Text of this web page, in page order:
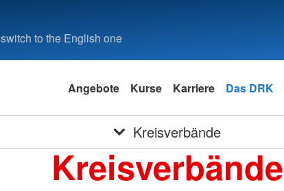
to the English one
Angebote Kurse Karriere Das DRK
Kreisverbände
Kreisverbände